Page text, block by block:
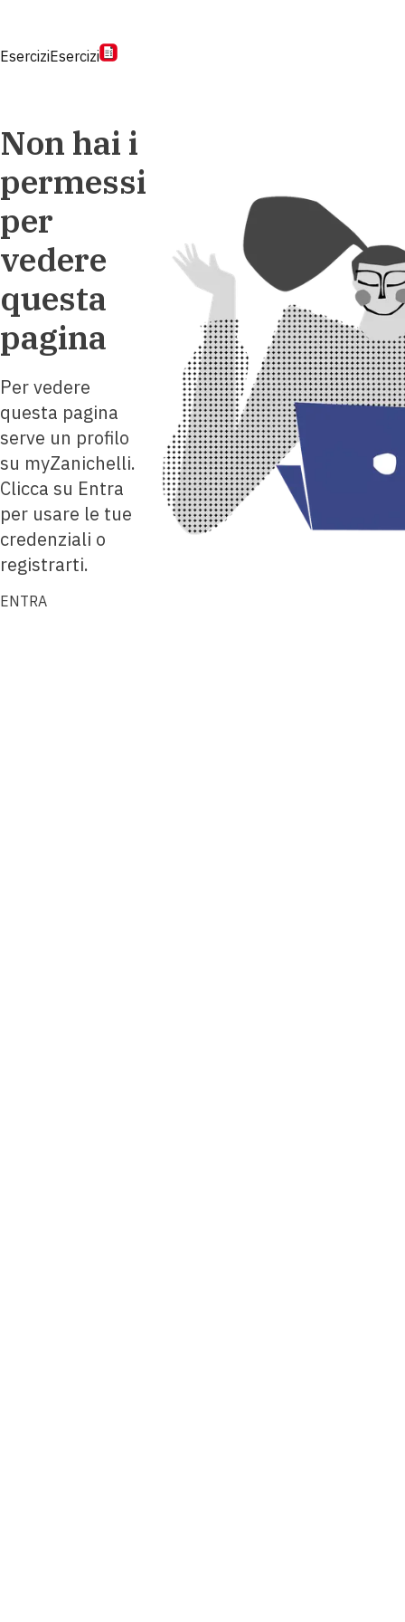
EserciziEsercizi
Non hai i
permessi
per
vedere
questa
pagina
Per vedere
questa pagina
serve un profilo
su myZanichelli.
Clicca su Entra
per usare le tue
credenziali o
registrarti.
ENTRA